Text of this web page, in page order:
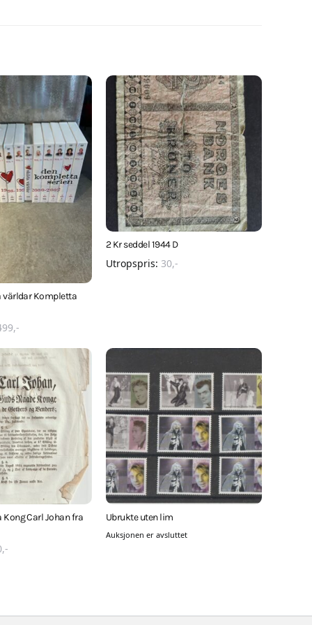
världar Kompletta
,-
2 Kr seddel 1944 D
Utropspris: 30,-
Kong Carl Johan fra
,-
Ubrukte uten lim
Auksjonen er avsluttet